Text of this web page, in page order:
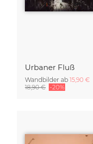
Urbaner Fluß
Wandbilder ab 15,90 €
18,90 € -20%